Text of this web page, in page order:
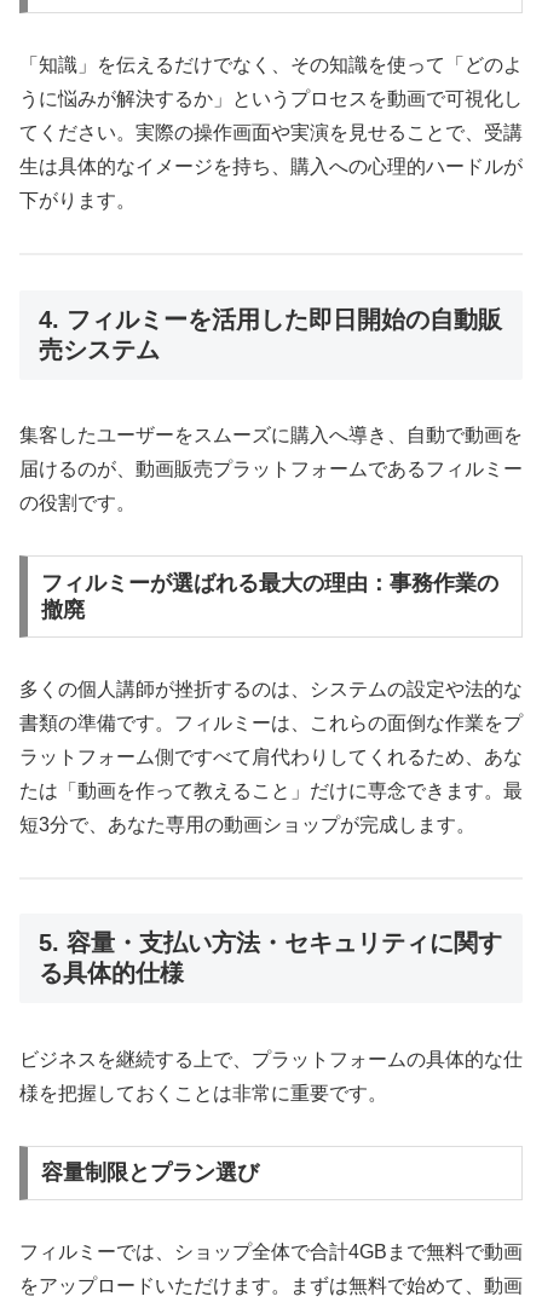
「知識」を伝えるだけでなく、その知識を使って「どのよ
うに悩みが解決するか」というプロセスを動画で可視化し
てください。実際の操作画面や実演を見せることで、受講
生は具体的なイメージを持ち、購入への心理的ハードルが
下がります。
4. フィルミーを活用した即日開始の自動販
売システム
集客したユーザーをスムーズに購入へ導き、自動で動画を
届けるのが、動画販売プラットフォームであるフィルミー
の役割です。
フィルミーが選ばれる最大の理由：事務作業の
撤廃
多くの個人講師が挫折するのは、システムの設定や法的な
書類の準備です。フィルミーは、これらの面倒な作業をプ
ラットフォーム側ですべて肩代わりしてくれるため、あな
たは「動画を作って教えること」だけに専念できます。最
短3分で、あなた専用の動画ショップが完成します。
5. 容量・支払い方法・セキュリティに関す
る具体的仕様
ビジネスを継続する上で、プラットフォームの具体的な仕
様を把握しておくことは非常に重要です。
容量制限とプラン選び
フィルミーでは、ショップ全体で合計4GBまで無料で動画
をアップロードいただけます。まずは無料で始めて、動画